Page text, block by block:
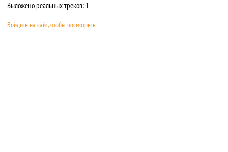
Выложено реальных треков: 1
Войдите на сайт, чтобы посмотреть